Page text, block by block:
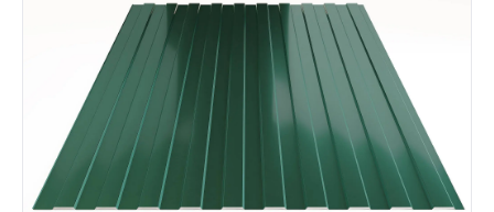
Сваи винтовые
Забор
Кровля